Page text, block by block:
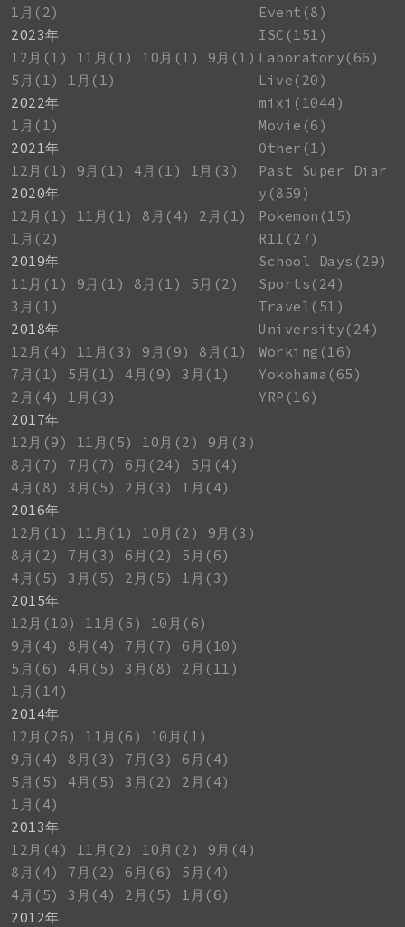
1月(2)
2023年
12月(1)
11月(1) 10月(1)
9月(1)
5月(1)
1月(1)
2022年
1月(1)
2021年
12月(1)
9月(1) 4月(1)
1月(3)
2020年
12月(1)
11月(1) 8月(4)
2月(1)
1月(2)
2019年
11月(1)
9月(1) 8月(1)
5月(2)
3月(1)
2018年
12月(4)
11月(3) 9月(9)
8月(1)
7月(1)
5月(1) 4月(9)
3月(1)
2月(4)
1月(3)
2017年
12月(9)
11月(5) 10月(2)
9月(3)
8月(7)
7月(7) 6月(24)
5月(4)
4月(8)
3月(5) 2月(3)
1月(4)
2016年
12月(1)
11月(1) 10月(2)
9月(3)
8月(2)
7月(3) 6月(2)
5月(6)
4月(5)
3月(5) 2月(5)
1月(3)
2015年
12月(10)
11月(5)
10月(6)
9月(4)
8月(4) 7月(7)
6月(10)
5月(6)
4月(5) 3月(8)
2月(11)
1月(14)
2014年
12月(26)
11月(6)
10月(1)
9月(4)
8月(3) 7月(3)
6月(4)
5月(5)
4月(5) 3月(2)
2月(4)
1月(4)
2013年
12月(4)
11月(2) 10月(2)
9月(4)
8月(4)
7月(2) 6月(6)
5月(4)
4月(5)
3月(4) 2月(5)
1月(6)
2012年
Event(8)
ISC(151)
Laboratory(66)
Live(20)
mixi(1044)
Movie(6)
Other(1)
Past Super Diar
y(859)
Pokemon(15)
R11(27)
School Days(29)
Sports(24)
Travel(51)
University(24)
Working(16)
Yokohama(65)
YRP(16)